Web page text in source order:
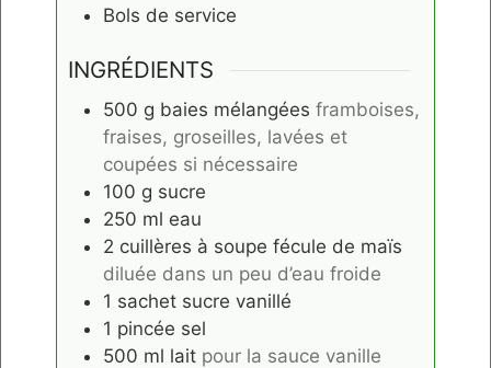
Bols de service
INGRÉDIENTS
500 g baies mélangées framboises,
fraises, groseilles, lavées et
coupées si nécessaire
100 g sucre
250 ml eau
2 cuillères à soupe fécule de maïs
diluée dans un peu d’eau froide
1 sachet sucre vanillé
1 pincée sel
500 ml lait pour la sauce vanille